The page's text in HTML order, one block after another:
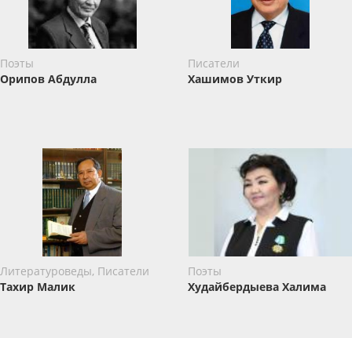
Поэты
Орипов Абдулла
Писатели
Хашимов Уткир
Литературоведы, Писатели
Тахир Малик
Поэты
Худайбердыева Халима